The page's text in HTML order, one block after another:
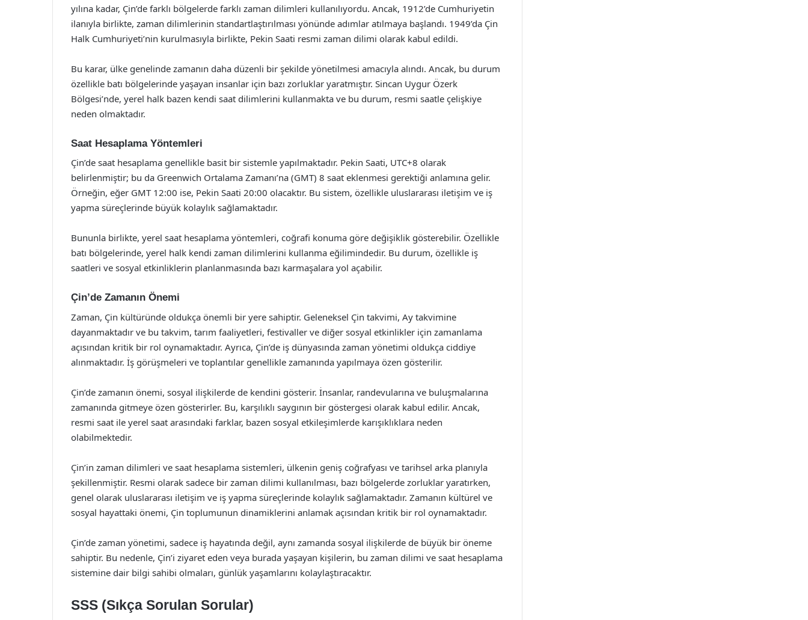
yılına kadar, Çin’de farklı bölgelerde farklı zaman dilimleri kullanılıyordu. Ancak, 1912’de Cumhuriyetin
ilanıyla birlikte, zaman dilimlerinin standartlaştırılması yönünde adımlar atılmaya başlandı. 1949’da Çin
Halk Cumhuriyeti’nin kurulmasıyla birlikte, Pekin Saati resmi zaman dilimi olarak kabul edildi.
Bu karar, ülke genelinde zamanın daha düzenli bir şekilde yönetilmesi amacıyla alındı. Ancak, bu durum
özellikle batı bölgelerinde yaşayan insanlar için bazı zorluklar yaratmıştır. Sincan Uygur Özerk
Bölgesi’nde, yerel halk bazen kendi saat dilimlerini kullanmakta ve bu durum, resmi saatle çelişkiye
neden olmaktadır.
Saat Hesaplama Yöntemleri
Çin’de saat hesaplama genellikle basit bir sistemle yapılmaktadır. Pekin Saati, UTC+8 olarak
belirlenmiştir; bu da Greenwich Ortalama Zamanı’na (GMT) 8 saat eklenmesi gerektiği anlamına gelir.
Örneğin, eğer GMT 12:00 ise, Pekin Saati 20:00 olacaktır. Bu sistem, özellikle uluslararası iletişim ve iş
yapma süreçlerinde büyük kolaylık sağlamaktadır.
Bununla birlikte, yerel saat hesaplama yöntemleri, coğrafi konuma göre değişiklik gösterebilir. Özellikle
batı bölgelerinde, yerel halk kendi zaman dilimlerini kullanma eğilimindedir. Bu durum, özellikle iş
saatleri ve sosyal etkinliklerin planlanmasında bazı karmaşalara yol açabilir.
Çin’de Zamanın Önemi
Zaman, Çin kültüründe oldukça önemli bir yere sahiptir. Geleneksel Çin takvimi, Ay takvimine
dayanmaktadır ve bu takvim, tarım faaliyetleri, festivaller ve diğer sosyal etkinlikler için zamanlama
açısından kritik bir rol oynamaktadır. Ayrıca, Çin’de iş dünyasında zaman yönetimi oldukça ciddiye
alınmaktadır. İş görüşmeleri ve toplantılar genellikle zamanında yapılmaya özen gösterilir.
Çin’de zamanın önemi, sosyal ilişkilerde de kendini gösterir. İnsanlar, randevularına ve buluşmalarına
zamanında gitmeye özen gösterirler. Bu, karşılıklı saygının bir göstergesi olarak kabul edilir. Ancak,
resmi saat ile yerel saat arasındaki farklar, bazen sosyal etkileşimlerde karışıklıklara neden
olabilmektedir.
Çin’in zaman dilimleri ve saat hesaplama sistemleri, ülkenin geniş coğrafyası ve tarihsel arka planıyla
şekillenmiştir. Resmi olarak sadece bir zaman dilimi kullanılması, bazı bölgelerde zorluklar yaratırken,
genel olarak uluslararası iletişim ve iş yapma süreçlerinde kolaylık sağlamaktadır. Zamanın kültürel ve
sosyal hayattaki önemi, Çin toplumunun dinamiklerini anlamak açısından kritik bir rol oynamaktadır.
Çin’de zaman yönetimi, sadece iş hayatında değil, aynı zamanda sosyal ilişkilerde de büyük bir öneme
sahiptir. Bu nedenle, Çin’i ziyaret eden veya burada yaşayan kişilerin, bu zaman dilimi ve saat hesaplama
sistemine dair bilgi sahibi olmaları, günlük yaşamlarını kolaylaştıracaktır.
SSS (Sıkça Sorulan Sorular)